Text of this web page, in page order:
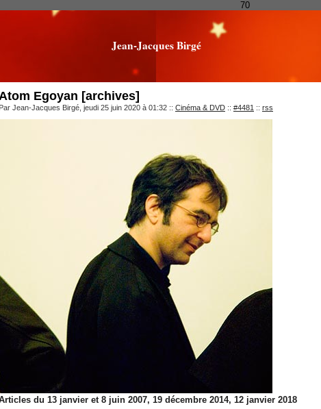
70
Jean-Jacques Birgé
Egoyan [archives]
Par Jean-Jacques Birgé, jeudi 25 juin 2020 à 01:32 :: Cinéma & DVD :: #4481 :: rss
du 13 janvier et 8 juin 2007, 19 décembre 2014, 12 janvier 2018